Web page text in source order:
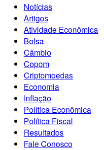
Notícias
Artigos
Atividade Econômica
Bolsa
Câmbio
Copom
Criptomoedas
Economia
Inflação
Política Econômica
Política Fiscal
Resultados
Fale Conosco